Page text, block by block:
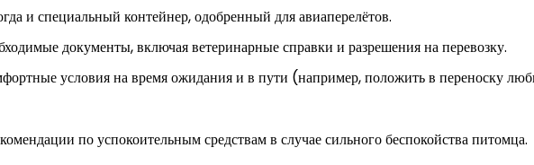
и специальный контейнер, одобренный для авиаперелётов.
документы, включая ветеринарные справки и разрешения на перевозку.
условия на время ожидания и в пути (например, положить в переноску
по успокоительным средствам в случае сильного беспокойства питомца.